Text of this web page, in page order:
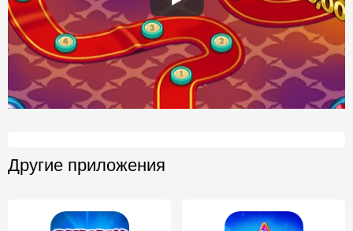
Другие приложения